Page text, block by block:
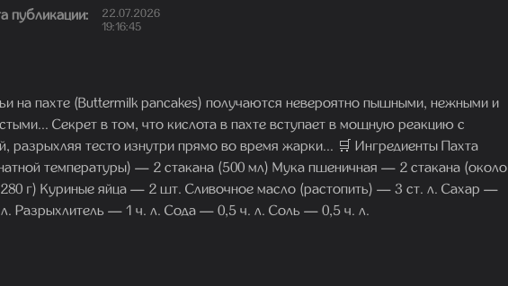
публикации:
22.07.2026
19:16:45
на пахте (Buttermilk pancakes) получаются невероятно пышными, нежными и
Секрет в том, что кислота в пахте вступает в мощную реакцию с
разрыхляя тесто изнутри прямо во время жарки... 🛒 Ингредиенты Пахта
температуры) — 2 стакана (500 мл) Мука пшеничная — 2 стакана (около
г) Куриные яйца — 2 шт. Сливочное масло (растопить) — 3 ст. л. Сахар —
л. Разрыхлитель — 1 ч. л. Сода — 0,5 ч. л. Соль — 0,5 ч. л.